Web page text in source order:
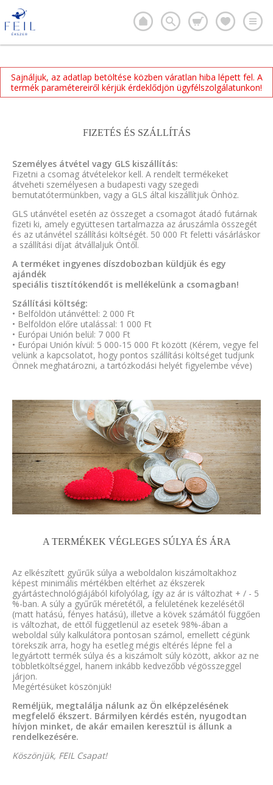
Sajnáljuk, az adatlap betöltése közben váratlan hiba lépett fel. A
termék paramétereiről kérjük érdeklődjön ügyfélszolgálatunkon!
FIZETÉS ÉS SZÁLLÍTÁS
Személyes átvétel vagy GLS kiszállítás:
Fizetni a csomag átvételekor kell. A rendelt termékeket
átveheti személyesen a budapesti vagy szegedi
bemutatótermünkben, vagy a GLS által kiszállítjuk Önhöz.
GLS utánvétel esetén az összeget a csomagot átadó futárnak
fizeti ki, amely együttesen tartalmazza az áruszámla összegét
és az utánvétel szállítási költségét. 50 000 Ft feletti vásárláskor
a szállítási díjat átvállaljuk Öntől.
A terméket ingyenes díszdobozban küldjük és egy
ajándék
speciális tisztítókendőt is mellékelünk a csomagban!
Szállítási költség:
• Belföldön utánvéttel: 2 000 Ft
• Belföldön előre utalással: 1 000 Ft
• Európai Unión belül: 7 000 Ft
• Európai Unión kívül: 5 000-15 000 Ft között (Kérem, vegye fel
velünk a kapcsolatot, hogy pontos szállítási költséget tudjunk
Önnek meghatározni, a tartózkodási helyét figyelembe véve)
A TERMÉKEK VÉGLEGES SÚLYA ÉS ÁRA
Az elkészített gyűrűk súlya a weboldalon kiszámoltakhoz
képest minimális mértékben eltérhet az ékszerek
gyártástechnológiájából kifolyólag, így az ár is változhat + / - 5
%-ban. A súly a gyűrűk méretétől, a felületének kezelésétől
(matt hatású, fényes hatású), illetve a kövek számától függően
is változhat, de ettől függetlenül az esetek 98%-ában a
weboldal súly kalkulátora pontosan számol, emellett cégünk
törekszik arra, hogy ha esetleg mégis eltérés lépne fel a
legyártott termék súlya és a kiszámolt súly között, akkor az ne
többletköltséggel, hanem inkább kedvezőbb végösszeggel
járjon.
Megértésüket köszönjük!
Reméljük, megtalálja nálunk az Ön elképzelésének
megfelelő ékszert. Bármilyen kérdés estén, nyugodtan
hívjon minket, de akár emailen keresztül is állunk a
rendelkezésére.
Köszönjük, FEIL Csapat!